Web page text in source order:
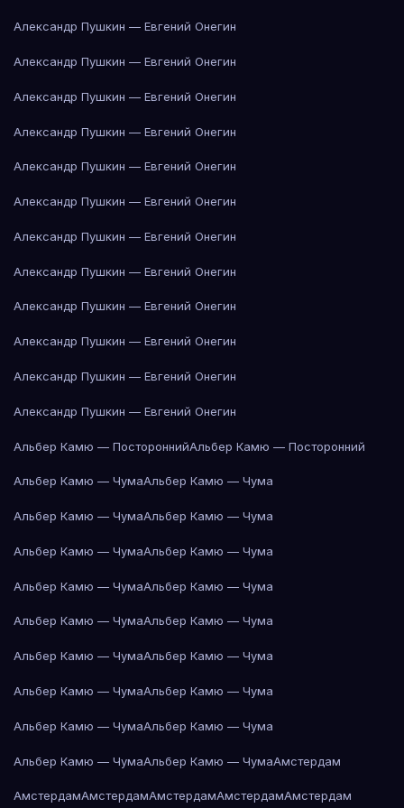
Александр Пушкин — Евгений Онегин
Александр Пушкин — Евгений Онегин
Александр Пушкин — Евгений Онегин
Александр Пушкин — Евгений Онегин
Александр Пушкин — Евгений Онегин
Александр Пушкин — Евгений Онегин
Александр Пушкин — Евгений Онегин
Александр Пушкин — Евгений Онегин
Александр Пушкин — Евгений Онегин
Александр Пушкин — Евгений Онегин
Александр Пушкин — Евгений Онегин
Александр Пушкин — Евгений Онегин
Альбер Камю — ПостороннийАльбер Камю — Посторонний
Альбер Камю — ЧумаАльбер Камю — Чума
Альбер Камю — ЧумаАльбер Камю — Чума
Альбер Камю — ЧумаАльбер Камю — Чума
Альбер Камю — ЧумаАльбер Камю — Чума
Альбер Камю — ЧумаАльбер Камю — Чума
Альбер Камю — ЧумаАльбер Камю — Чума
Альбер Камю — ЧумаАльбер Камю — Чума
Альбер Камю — ЧумаАльбер Камю — Чума
Альбер Камю — ЧумаАльбер Камю — ЧумаАмстердам
АмстердамАмстердамАмстердамАмстердамАмстердам